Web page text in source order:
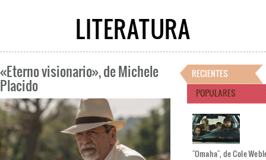
LITERATURA
«Eterno visionario», de Michele
Placido
RECIENTES
POPULARES
"Omaha", de Cole